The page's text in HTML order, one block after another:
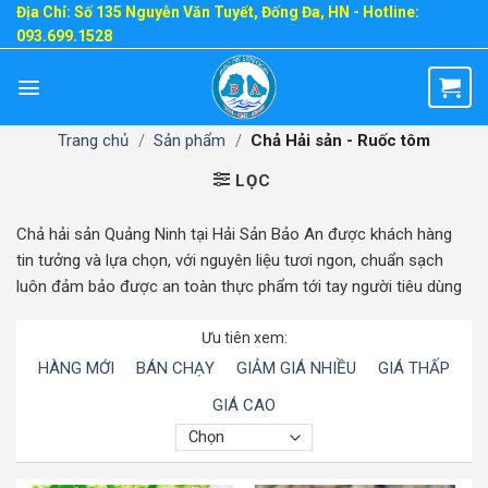
SkipĐịa Chỉ: Số 135 Nguyễn Văn Tuyết, Đống Đa, HN - Hotline:
093.699.1528
Trang chủ / Sản phẩm / Chả Hải sản - Ruốc tôm
LỌC
Chả hải sản Quảng Ninh tại Hải Sản Bảo An được khách hàng
tin tưởng và lựa chọn, với nguyên liệu tươi ngon, chuẩn sạch
luôn đảm bảo được an toàn thực phẩm tới tay người tiêu dùng
Ưu tiên xem:
HÀNG MỚI BÁN CHẠY GIẢM GIÁ NHIỀU
GIÁ THẤP
GIÁ CAO